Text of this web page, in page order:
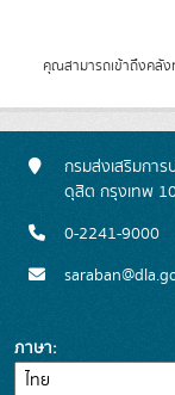
คุณสามารถเข้าถึงคลัง
กรมส่งเสริมกา
ดุสิต กรุงเทพ
0-2241-9000
ภาษา